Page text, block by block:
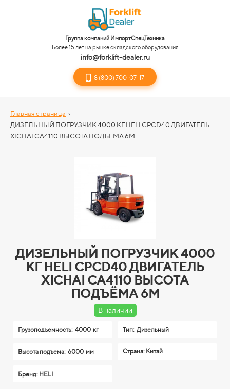
Группа компаний ИмпортСпецТехника
Более 15 лет на рынке складского оборудования
info@forklift-dealer.ru
8 (800) 700-07-17
Главная страница ›
ДИЗЕЛЬНЫЙ ПОГРУЗЧИК 4000 КГ HELI CPCD40 ДВИГАТЕЛЬ
XICHAI CA4110 ВЫСОТА ПОДЪЁМА 6М
ДИЗЕЛЬНЫЙ ПОГРУЗЧИК 4000
КГ HELI CPCD40 ДВИГАТЕЛЬ
XICHAI CA4110 ВЫСОТА
ПОДЪЁМА 6М
В наличии
Грузоподъемность: 4000 кг Тип: Дизельный
Высота подъема: 6000 мм Страна: Китай
Бренд: HELI